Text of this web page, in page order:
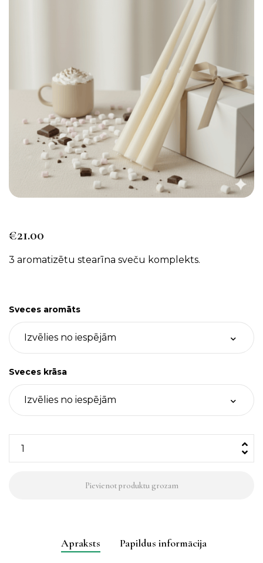
€21.00
3 aromatizētu stearīna sveču komplekts.
Sveces aromāts
Sveces krāsa
Pievienot produktu grozam
Apraksts Papildus informācija